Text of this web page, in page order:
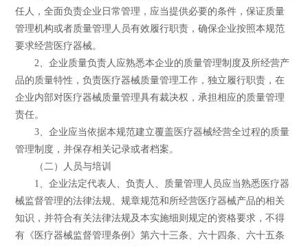
任人，全面负责企业日常管理，应当提供必要的条件，保证质量
管理机构或者质量管理人员有效履行职责，确保企业按照本规范
要求经营医疗器械。
2、企业质量负责人应熟悉本企业的质量管理制度及所经营产
品的质量特性，负责医疗器械质量管理工作，独立履行职责，在
企业内部对医疗器械质量管理具有裁决权，承担相应的质量管理
责任。
3、企业应当依据本规范建立覆盖医疗器械经营全过程的质量
管理制度，并保存相关记录或者档案。
（二）人员与培训
1、企业法定代表人、负责人、质量管理人员应当熟悉医疗器
械监督管理的法律法规、规章规范和所经营医疗器械产品的相关
知识，并符合有关法律法规及本实施细则规定的资格要求，不得
有《医疗器械监督管理条例》第六十三条、六十四条、六十五条